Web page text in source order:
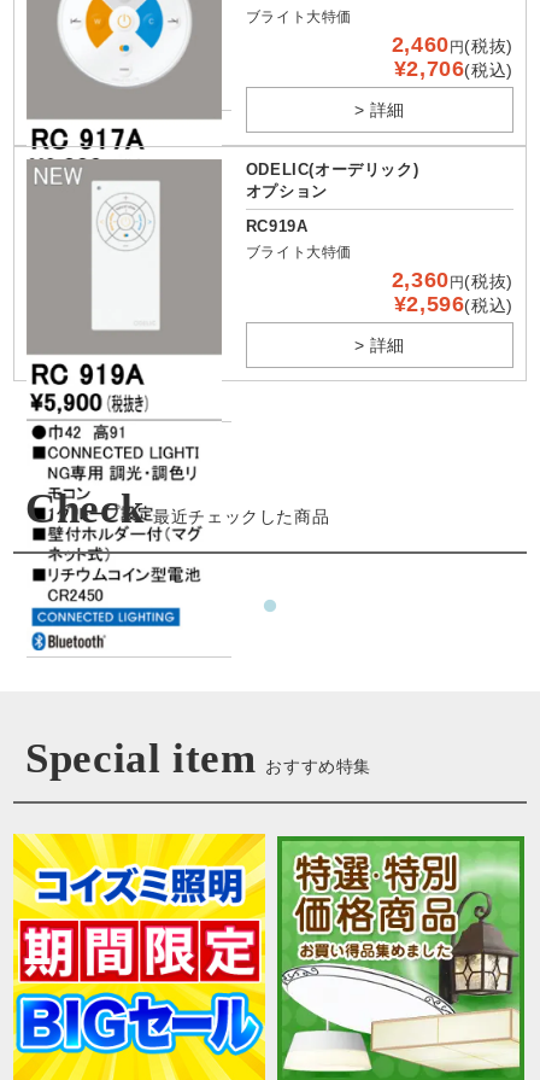
ブライト大特価
2,460 円 (税抜)
¥2,706(税込)
> 詳細
ODELIC(オーデリック)
オプション
RC919A
ブライト大特価
2,360 円 (税抜)
¥2,596(税込)
> 詳細
Check 最近チェックした商品
Special item おすすめ特集